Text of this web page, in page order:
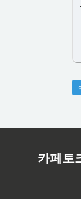
카페토